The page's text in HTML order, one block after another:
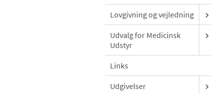
Lovgivning og vejledning
Udvalg for Medicinsk
Udstyr
Links
Udgivelser